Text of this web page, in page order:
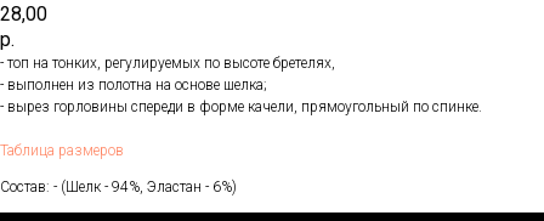
28,00
р.
- топ на тонких, регулируемых по высоте бретелях,
- выполнен из полотна на основе шелка;
- вырез горловины спереди в форме качели, прямоугольный по спинке.
Таблица размеров
Состав: - (Шелк - 94%, Эластан - 6%)